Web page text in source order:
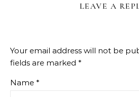
LEAVE A
Your email address will not be
fields are marked *
Name *